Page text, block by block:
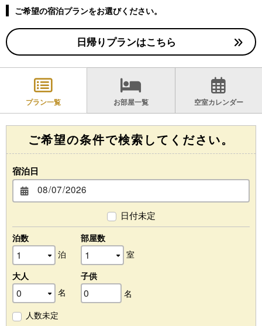
ご希望の宿泊プランをお選びください。
日帰りプランはこちら
プラン一覧 お部屋一覧 空室カレンダー
ご希望の条件で検索してください。
宿泊日
日付未定
泊数
泊
部屋数
室
大人
名
子供
名
人数未定